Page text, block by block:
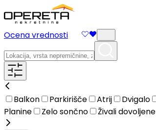
Ocena vrednosti
Balkon Parkirišče Atrij Dvigalo
Planine
Zelo sončno Živali dovoljene